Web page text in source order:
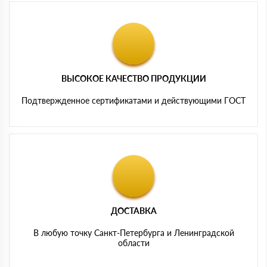
ВЫСОКОЕ КАЧЕСТВО ПРОДУКЦИИ
Подтвержденное сертификатами и действующими ГОСТ
ДОСТАВКА
В любую точку Санкт-Петербурга и Ленинградской
области